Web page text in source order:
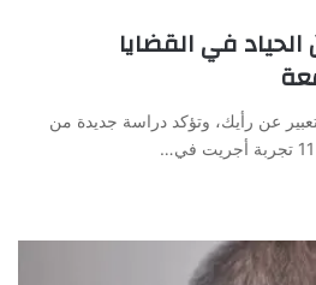
في القضايا
عن رأيك، وتؤكد دراسة جديدة من